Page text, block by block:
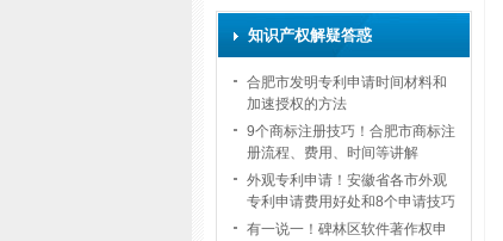
知识产权解疑答惑
合肥市发明专利申请时间材料和
加速授权的方法
9个商标注册技巧！合肥市商标注
册流程、费用、时间等讲解
外观专利申请！安徽省各市外观
专利申请费用好处和8个申请技巧
有一说一！碑林区软件著作权申